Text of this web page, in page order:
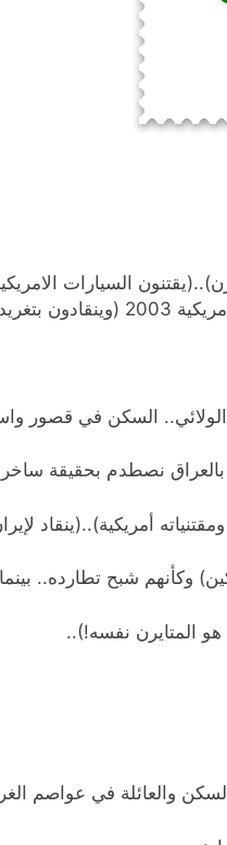
السيارات
الأمريكي)..
السكن في قصور
نصطدم بحقيقة
أمريكية)..(ينقاد
وكأنهم شبح تطارده..
المتايرن نفسه!)..
والعائلة في عواصم